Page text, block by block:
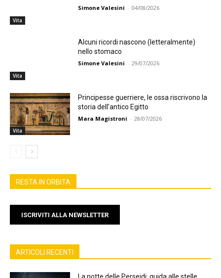
Vita
Simone Valesini - 04/08/2026
Vita
Alcuni ricordi nascono (letteralmente)
nello stomaco
Simone Valesini - 29/07/2026
Vita
Principesse guerriere, le ossa riscrivono la
storia dell’antico Egitto
Mara Magistroni - 28/07/2026
RESTA IN ORBITA
ISCRIVITI ALLA NEWSLETTER
ARTICOLI RECENTI